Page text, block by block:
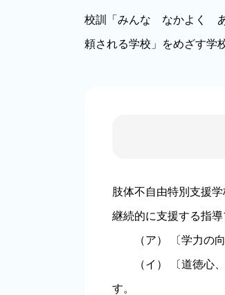
校訓「みんな なかよく あ
頼される学校」をめざす学
肢体不自由特別支援
継続的に支援する指
（ア） 〔学力の向
（イ） 〔道徳心、
す。